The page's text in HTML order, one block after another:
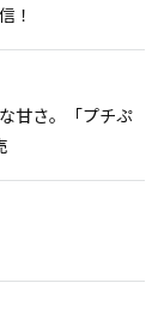
！
甘さ。「プチぷ